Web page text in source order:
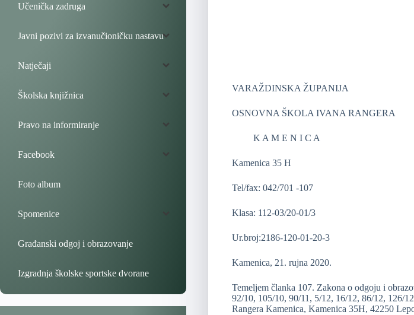
VARAŽDINSKA ŽUPANIJA
OSNOVNA ŠKOLA IVANA RANGERA
K A M E N I C A
Kamenica 35 H
Tel/fax: 042/701 -107
Klasa: 112-03/20-01/3
Ur.broj:2186-120-01-20-3
Kamenica, 21. rujna 2020.
Temeljem članka 107. Zakona o odgoju i
92/10, 105/10, 90/11, 5/12, 16/12, 86/12, 126/
Rangera Kamenica, Kamenica 35H, 42250
Učenička zadruga
Javni pozivi za izvanučioničku nastavu
Natječaji
Školska knjižnica
Pravo na informiranje
Facebook
Foto album
Spomenice
Građanski odgoj i obrazovanje
Izgradnja školske sportske dvorane